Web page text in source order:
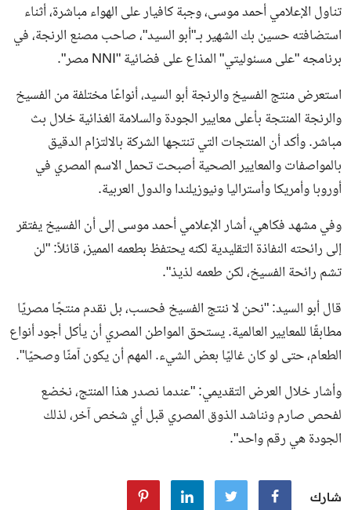
تناول الإعلامي أحمد موسى، وجبة كافيار على الهواء مباشرة، أثناء
استضافته حسين بك الشهير بـ"أبو السيد"، صاحب مصنع الرنجة، في
برنامجه "على مسئوليتي" المذاع على فضائية "NNI مصر".
استعرض منتج الفسيخ والرنجة أبو السيد، أنواعًا مختلفة من الفسيخ
والرنجة المنتجة بأعلى معايير الجودة والسلامة الغذائية خلال بث
مباشر. وأكد أن المنتجات التي تنتجها الشركة بالالتزام الدقيق
بالمواصفات والمعايير الصحية أصبحت تحمل الاسم المصري في
أوروبا وأمريكا وأستراليا ونيوزيلندا والدول العربية.
وفي مشهد فكاهي، أشار الإعلامي أحمد موسى إلى أن الفسيخ يفتقر
إلى رائحته النفاذة التقليدية لكنه يحتفظ بطعمه المميز، قائلاً: "لن
تشم رائحة الفسيخ، لكن طعمه لذيذ".
قال أبو السيد: "نحن لا ننتج الفسيخ فحسب، بل نقدم منتجًا مصريًا
مطابقًا للمعايير العالمية. يستحق المواطن المصري أن يأكل أجود أنواع
الطعام، حتى لو كان غاليًا بعض الشيء. المهم أن يكون آمنًا وصحيًا".
وأشار خلال العرض التقديمي: "عندما نصدر هذا المنتج، نخضع
لفحص صارم ونناشد الذوق المصري قبل أي شخص آخر، لذلك
الجودة هي رقم واحد".
شارك